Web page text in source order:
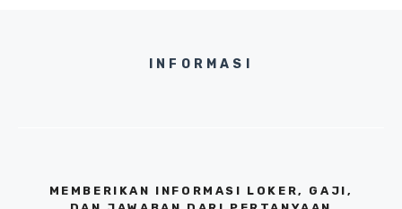
INFORMASI
MEMBERIKAN INFORMASI LOKER, GAJI,